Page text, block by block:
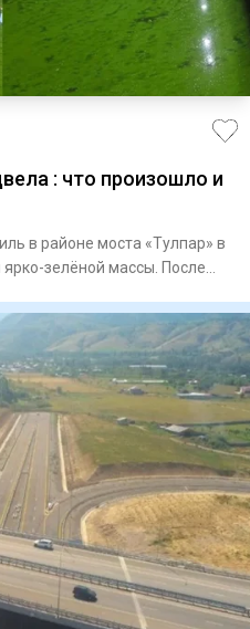
: что произошло и
в районе моста «Тулпар» в
зелёной массы. После